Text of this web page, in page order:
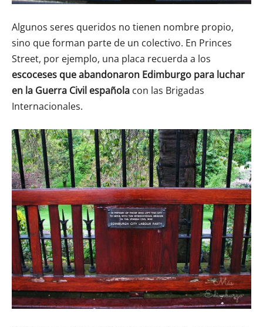
Algunos seres queridos no tienen nombre propio,
sino que forman parte de un colectivo. En Princes
Street, por ejemplo, una placa recuerda a los
escoceses que abandonaron Edimburgo para luchar
en la Guerra Civil española con las Brigadas
Internacionales.